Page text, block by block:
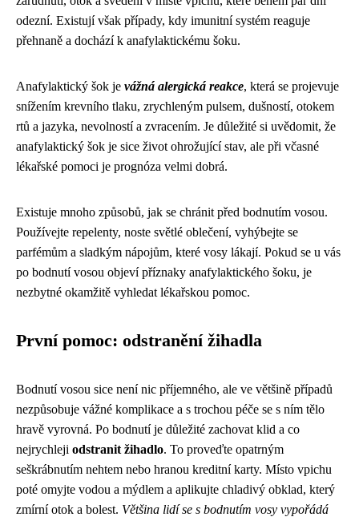
odezní. Existují však případy, kdy imunitní systém reaguje
přehnaně a dochází k anafylaktickému šoku.
Anafylaktický šok je vážná alergická reakce, která se projevuje
snížením krevního tlaku, zrychleným pulsem, dušností, otokem
rtů a jazyka, nevolností a zvracením. Je důležité si uvědomit, že
anafylaktický šok je sice život ohrožující stav, ale při včasné
lékařské pomoci je prognóza velmi dobrá.
Existuje mnoho způsobů, jak se chránit před bodnutím vosou.
Používejte repelenty, noste světlé oblečení, vyhýbejte se
parfémům a sladkým nápojům, které vosy lákají. Pokud se u vás
po bodnutí vosou objeví příznaky anafylaktického šoku, je
nezbytné okamžitě vyhledat lékařskou pomoc.
První pomoc: odstranění žihadla
Bodnutí vosou sice není nic příjemného, ale ve většině případů
nezpůsobuje vážné komplikace a s trochou péče se s ním tělo
hravě vyrovná. Po bodnutí je důležité zachovat klid a co
nejrychleji odstranit žihadlo. To proveďte opatrným
seškrábnutím nehtem nebo hranou kreditní karty. Místo vpichu
poté omyjte vodou a mýdlem a aplikujte chladivý obklad, který
zmírní otok a bolest. Většina lidí se s bodnutím vosy vypořádá